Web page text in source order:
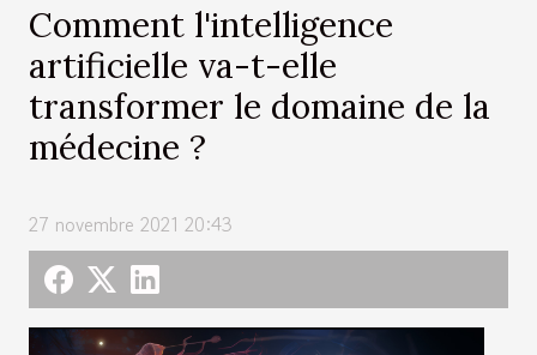
Comment l'intelligence
artificielle va-t-elle
transformer le domaine de la
médecine ?
27 novembre 2021 20:43